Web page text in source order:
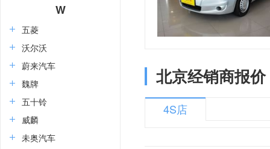
W
五菱
沃尔沃
蔚来汽车
魏牌
五十铃
威麟
未奥汽车
北京经销商报价
4S店